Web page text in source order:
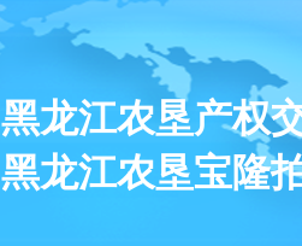
黑龙江农垦产权
黑龙江农垦宝隆